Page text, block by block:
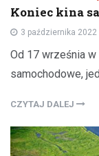
Koniec kina
3 października 2022
Od 17 września
samochodowe,
CZYTAJ DALEJ